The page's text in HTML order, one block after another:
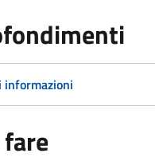
informazioni
fare